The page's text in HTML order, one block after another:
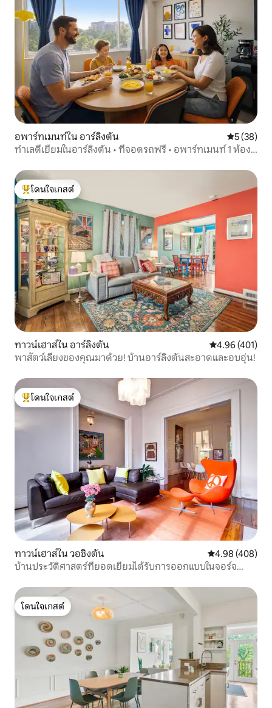
อพาร์ทเมนท์ใน อาร์ลิงตัน คะแนนเฉลี่
5 (38)
ทำเลดีเยี่ยมในอาร์ลิงตัน • ที่จอดรถฟรี • อพาร์ทเมนท์ 1 ห้อง
โดนใจเกสต์ที่สุด
โดนใจเกสต์
ทาวน์เฮาส์ใน อาร์ลิงตัน คะแนนเฉลี่ย
4.96 (401)
พาสัตว์เลี้ยงของคุณมาด้วย! บ้านอาร์ลิงตันสะอาดและอบอุ่น!
โดนใจเกสต์ที่สุด
โดนใจเกสต์
ทาวน์เฮาส์ใน วอชิงตัน คะแนนเฉลี่ย
4.98 (408)
บ้านประวัติศาสตร์ที่ยอดเยี่ยมได้รับการออกแบบในจอร์จ
โดนใจเกสต์
โดนใจเกสต์